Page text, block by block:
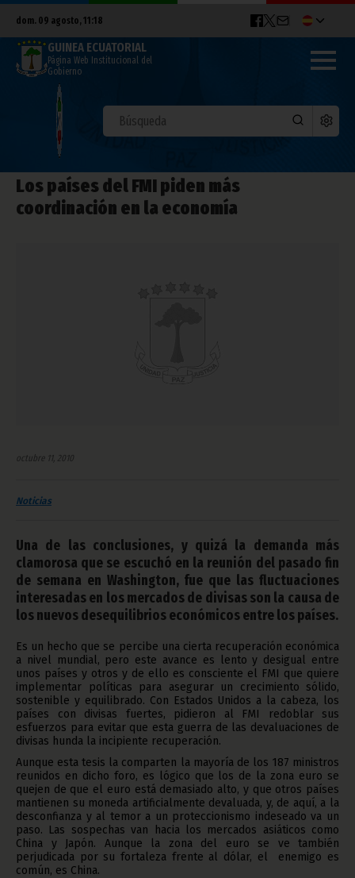
dom. 09 agosto, 11:18
GUINEA ECUATORIAL
Página Web Institucional del
Gobierno
Los países del FMI piden más
coordinación en la economía
octubre 11, 2010
Noticias
Una de las conclusiones, y quizá la demanda más
clamorosa que se escuchó en la reunión del pasado fin
de semana en Washington, fue que las fluctuaciones
interesadas en los mercados de divisas son la causa de
los nuevos desequilibrios económicos entre los países.
Es un hecho que se percibe una cierta recuperación económica
a nivel mundial, pero este avance es lento y desigual entre
unos países y otros y de ello es consciente el FMI que quiere
implementar políticas para asegurar un crecimiento sólido,
sostenible y equilibrado. Con Estados Unidos a la cabeza, los
países con divisas fuertes, pidieron al FMI redoblar sus
esfuerzos para evitar que esta guerra de las devaluaciones de
divisas hunda la incipiente recuperación.
Aunque esta tesis la comparten la mayoría de los 187 ministros
reunidos en dicho foro, es lógico que los de la zona euro se
quejen de que el euro está demasiado alto, y que otros países
mantienen su moneda artificialmente devaluada, y, de aquí, a la
desconfianza y al temor a un proteccionismo indeseado va un
paso. Las sospechas van hacia los mercados asiáticos como
China y Japón. Aunque la zona del euro se ve también
perjudicada por su fortaleza frente al dólar, el enemigo es
común, es China.